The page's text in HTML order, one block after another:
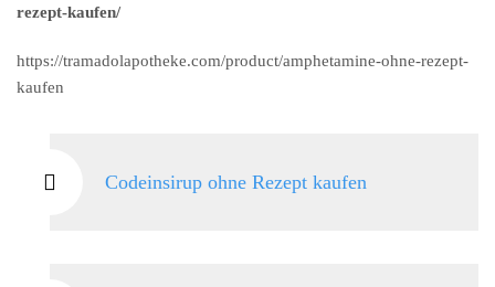
rezept-kaufen/
https://tramadolapotheke.com/product/amphetamine-ohne-rezept-
kaufen
Codeinsirup ohne Rezept kaufen